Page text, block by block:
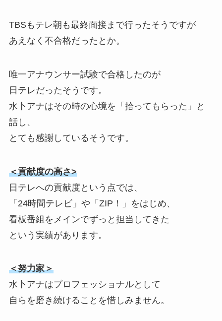
TBSもテレ朝も最終面接まで行ったそうですが
あえなく不合格だったとか。
唯一アナウンサー試験で合格したのが
日テレだったそうです。
水卜アナはその時の心境を「拾ってもらった」と
話し、
とても感謝しているそうです。
＜貢献度の高さ>
日テレへの貢献度という点では、
「24時間テレビ」や「ZIP！」をはじめ、
看板番組をメインでずっと担当してきた
という実績があります。
＜努力家＞
水卜アナはプロフェッショナルとして
自らを磨き続けることを惜しみません。